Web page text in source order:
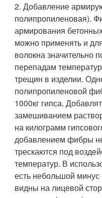
2. Добавление
полипропиленовая).
армирования
можно применять и
волокна значительно
перепадам
трещин в изделии.
полипропиленовой
1000кг гипса.
замешиванием
на килограмм
добавлением фибры
трескаются под
температур. В
есть небольшой
видны на лицевой